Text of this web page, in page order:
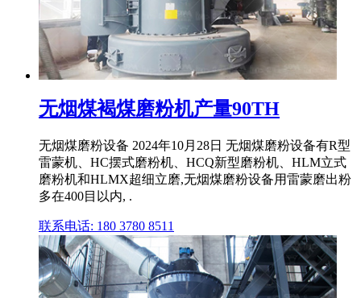
无烟煤褐煤磨粉机产量90TH
无烟煤磨粉设备 2024年10月28日 无烟煤磨粉设备有R型
雷蒙机、HC摆式磨粉机、HCQ新型磨粉机、HLM立式
磨粉机和HLMX超细立磨,无烟煤磨粉设备用雷蒙磨出粉
多在400目以内, .
联系电话: 180 3780 8511